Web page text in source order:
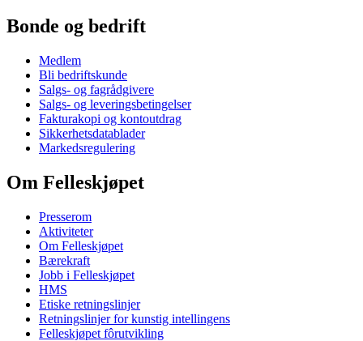
Bonde og bedrift
Medlem
Bli bedriftskunde
Salgs- og fagrådgivere
Salgs- og leveringsbetingelser
Fakturakopi og kontoutdrag
Sikkerhetsdatablader
Markedsregulering
Om Felleskjøpet
Presserom
Aktiviteter
Om Felleskjøpet
Bærekraft
Jobb i Felleskjøpet
HMS
Etiske retningslinjer
Retningslinjer for kunstig intellingens
Felleskjøpet fôrutvikling